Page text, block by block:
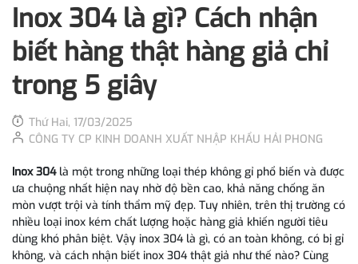
Inox 304 là gì? Cách nhận
biết hàng thật hàng giả chỉ
trong 5 giây
Thứ Hai, 17/03/2025
CÔNG TY CP KINH DOANH XUẤT NHẬP KHẨU HẢI PHONG
Inox 304là một trong những loại thép không gỉ phổ biến và được
ưa chuộng nhất hiện nay nhờ độ bền cao, khả năng chống ăn
mòn vượt trội và tính thẩm mỹ đẹp. Tuy nhiên, trên thị trường có
nhiều loại inox kém chất lượng hoặc hàng giả khiến người tiêu
dùng khó phân biệt. Vậy inox 304 là gì, có an toàn không, có bị gỉ
không, và cách nhận biết inox 304 thật giả như thế nào? Cùng